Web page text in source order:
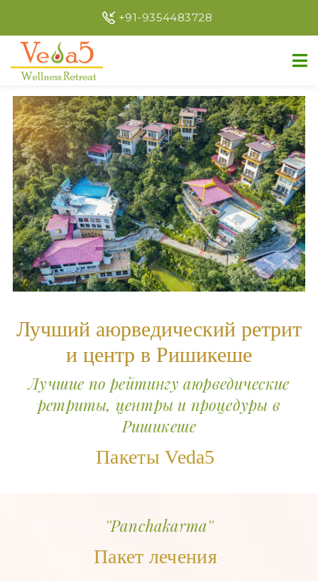
+91-9354483728
Лучший аюрведический ретрит
и центр в Ришикеше
Лучшие по рейтингу аюрведические
ретриты, центры и процедуры в
Ришикеше
Пакеты Veda5
''Panchakarma''
Пакет лечения